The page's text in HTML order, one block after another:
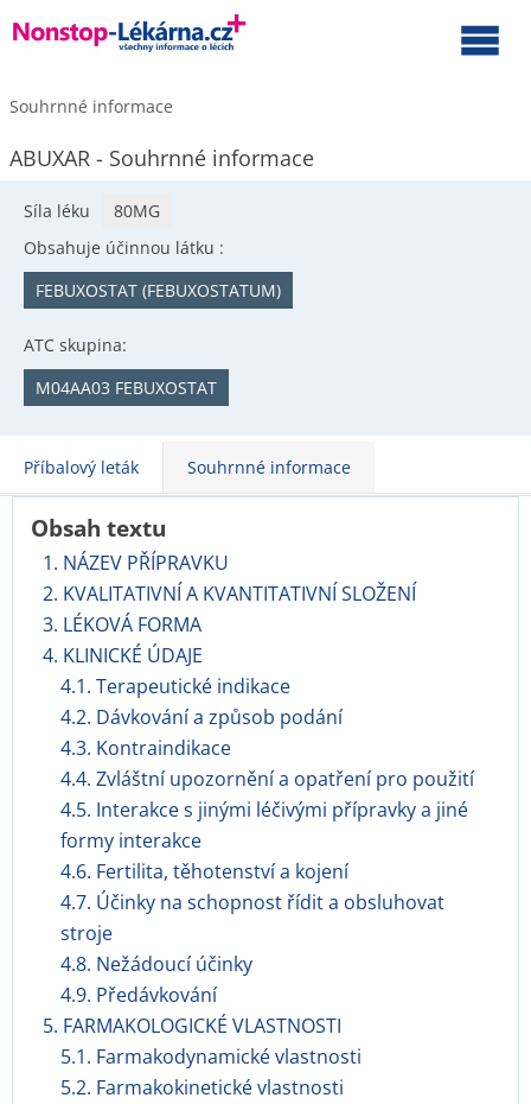
Souhrnné informace
ABUXAR - Souhrnné informace
Síla léku
80MG
Obsahuje účinnou látku :
FEBUXOSTAT (FEBUXOSTATUM)
ATC skupina:
M04AA03 FEBUXOSTAT
Příbalový leták Souhrnné informace
Obsah textu
1. NÁZEV PŘÍPRAVKU
2. KVALITATIVNÍ A KVANTITATIVNÍ SLOŽENÍ
3. LÉKOVÁ FORMA
4. KLINICKÉ ÚDAJE
4.1. Terapeutické indikace
4.2. Dávkování a způsob podání
4.3. Kontraindikace
4.4. Zvláštní upozornění a opatření pro použití
4.5. Interakce s jinými léčivými přípravky a jiné
formy interakce
4.6. Fertilita, těhotenství a kojení
4.7. Účinky na schopnost řídit a obsluhovat
stroje
4.8. Nežádoucí účinky
4.9. Předávkování
5. FARMAKOLOGICKÉ VLASTNOSTI
5.1. Farmakodynamické vlastnosti
5.2. Farmakokinetické vlastnosti